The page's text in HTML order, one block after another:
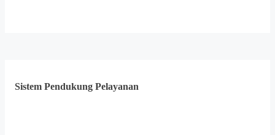
Sistem Pendukung Pelayanan